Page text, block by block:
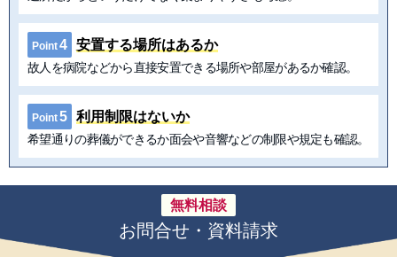
Point4 安置する場所はあるか
故人を病院などから直接安置できる場所や部屋があるか確認。
Point5 利用制限はないか
希望通りの葬儀ができるか面会や音響などの制限や規定も確認。
無料相談
お問合せ・資料請求